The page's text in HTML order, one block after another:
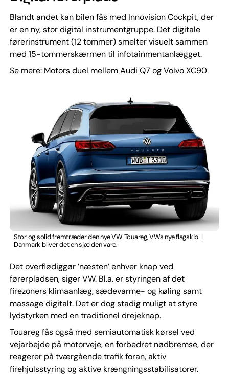
Blandt andet kan bilen fås med Innovision Cockpit, der
er en ny, stor digital instrumentgruppe. Det digitale
førerinstrument (12 tommer) smelter visuelt sammen
med 15-tommerskærmen til infotainmentanlægget.
Se mere: Motors duel mellem Audi Q7 og Volvo XC90
Stor og solid fremtræder den nye VW Touareg, VWs nye flagskib. I
Danmark bliver det en sjælden vare.
Det overflødiggør ’næsten’ enhver knap ved
førerpladsen, siger VW. Bl.a. er styringen af det
firezoners klimaanlæg, sædevarme- og køling samt
massage digitalt. Det er dog stadig muligt at styre
lydstyrken med en traditionel drejeknap.
Touareg fås også med semiautomatisk kørsel ved
vejarbejde på motorveje, en forbedret nødbremse, der
reagerer på tværgående trafik foran, aktiv
firehjulsstyring og aktive krængningsstabilisatorer.